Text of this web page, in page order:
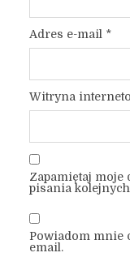
Adres e-mail *
Witryna
Zapamiętaj moje
pisania
Powiadom mnie
email.